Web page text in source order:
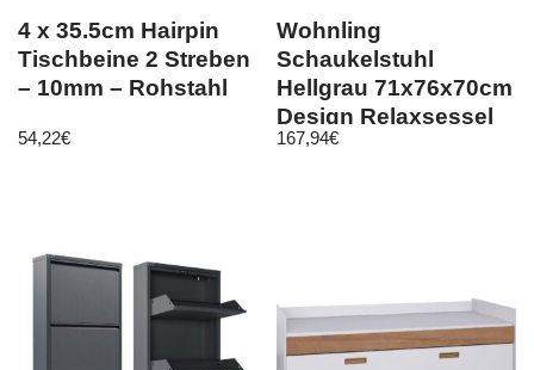
4 x 35.5cm Hairpin
Tischbeine 2 Streben
– 10mm – Rohstahl
54,22€
Wohnling
Schaukelstuhl
Hellgrau 71x76x70cm
Design Relaxsessel
Samt / Holz |
167,94€